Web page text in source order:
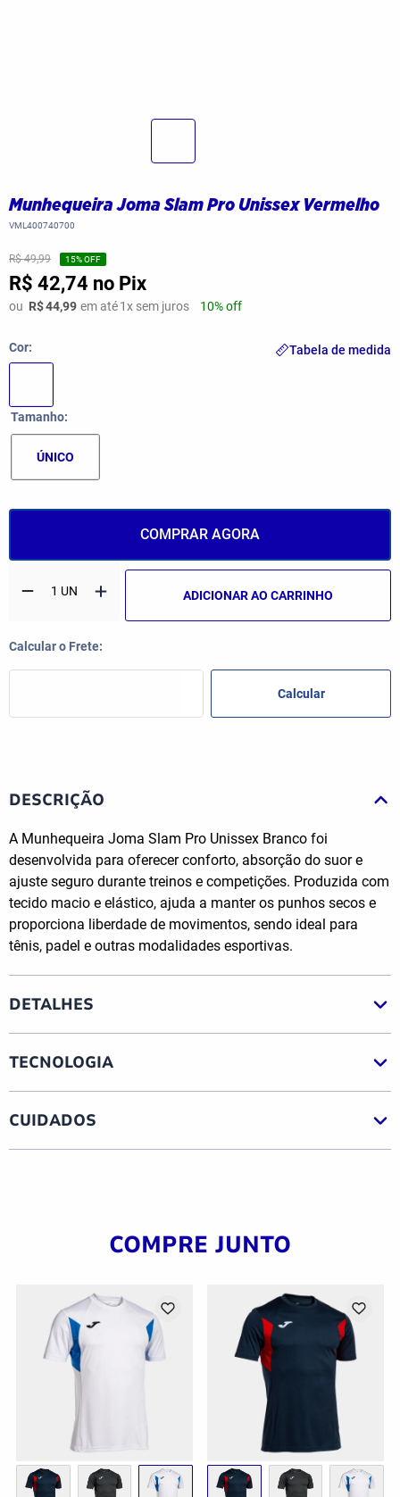
Munhequeira Joma Slam Pro Unissex Vermelho
VML400740700
R$ 49,99 15% OFF
R$ 42,74 no Pix
ou R$44,99 em até1x sem juros 10% off
Cor
Tamanho
ÚNICO
Tabela de medida
COMPRAR AGORA
ADICIONAR AO CARRINHO
DESCRIÇÃO
A Munhequeira Joma Slam Pro Unissex Branco foi
desenvolvida para oferecer conforto, absorção do suor e
ajuste seguro durante treinos e competições. Produzida com
tecido macio e elástico, ajuda a manter os punhos secos e
proporciona liberdade de movimentos, sendo ideal para
tênis, padel e outras modalidades esportivas.
DETALHES
TECNOLOGIA
CUIDADOS
COMPRE JUNTO